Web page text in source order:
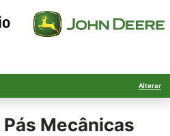
Alterar
Pás Mecânicas